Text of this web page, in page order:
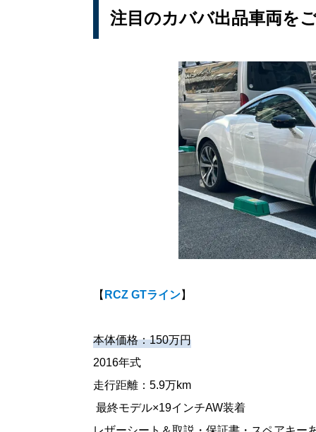
注目のカババ出品車両を
【 RCZ GTライン】
本体価格：150万円
2016年式
走行距離：5.9万km
最終モデル×19インチAW装着